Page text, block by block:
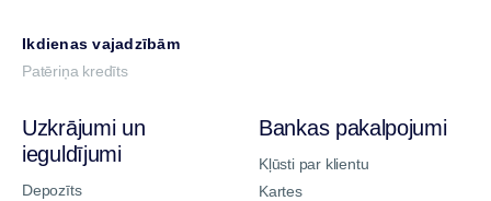
Ikdienas vajadzībām
Patēriņa kredīts
Uzkrājumi un
ieguldījumi
Depozīts
Bankas pakalpojumi
Kļūsti par klientu
Kartes